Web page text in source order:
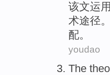
该文运用
术途径
配。
youdao
The